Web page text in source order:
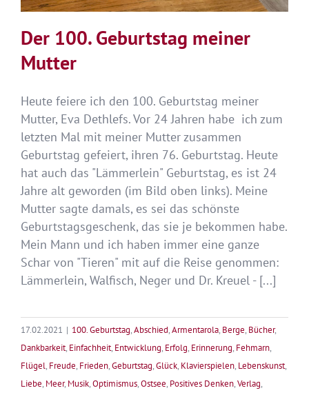
Der 100. Geburtstag meiner
Mutter
Heute feiere ich den 100. Geburtstag meiner
Mutter, Eva Dethlefs. Vor 24 Jahren habe ich zum
letzten Mal mit meiner Mutter zusammen
Geburtstag gefeiert, ihren 76. Geburtstag. Heute
hat auch das "Lämmerlein" Geburtstag, es ist 24
Jahre alt geworden (im Bild oben links). Meine
Mutter sagte damals, es sei das schönste
Geburtstagsgeschenk, das sie je bekommen habe.
Mein Mann und ich haben immer eine ganze
Schar von "Tieren" mit auf die Reise genommen:
Lämmerlein, Walfisch, Neger und Dr. Kreuel - [...]
17.02.2021 | 100. Geburtstag,Abschied,Armentarola, Berge, Bücher,
Dankbarkeit, Einfachheit, Entwicklung, Erfolg, Erinnerung, Fehmarn,
Flügel, Freude, Frieden,Geburtstag,Glück, Klavierspielen, Lebenskunst,
Liebe, Meer, Musik,Optimismus,Ostsee, Positives Denken,Verlag,